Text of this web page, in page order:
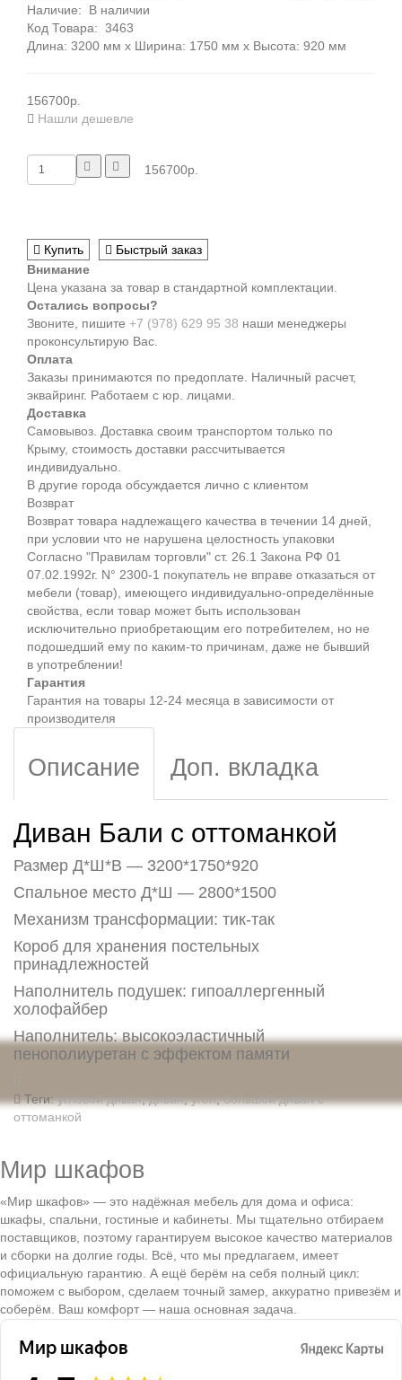
Наличие: В наличии
Код Товара: 3463
Длина: 3200 мм x Ширина: 1750 мм x Высота: 920 мм
156700р.
Нашли дешевле
156700р.
Купить
Быстрый заказ
Внимание
Цена указана за товар в стандартной комплектации.
Остались вопросы?
Звоните, пишите +7 (978) 629 95 38 наши менеджеры
проконсультирую Вас.
Оплата
Заказы принимаются по предоплате. Наличный расчет,
эквайринг. Работаем с юр. лицами.
Доставка
Самовывоз. Доставка своим транспортом только по
Крыму, стоимость доставки рассчитывается
индивидуально.
В другие города обсуждается лично с клиентом
Возврат
Возврат товара надлежащего качества в течении 14 дней,
при условии что не нарушена целостность упаковки
Согласно "Правилам торговли" ст. 26.1 Закона РФ 01
07.02.1992г. N° 2300-1 покупатель не вправе отказаться от
мебели (товар), имеющего индивидуально-определённые
свойства, если товар может быть использован
исключительно приобретающим его потребителем, но не
подошедший eмy по каким-то причинам, даже не бывший
в употреблении!
Гарантия
Гарантия на товары 12-24 месяца в зависимости от
производителя
Описание Доп. вкладка
Диван Бали с оттоманкой
Размер Д*Ш*В — 3200*1750*920
Спальное место Д*Ш — 2800*1500
Механизм трансформации: тик-так
Короб для хранения постельных
принадлежностей
Наполнитель подушек: гипоаллергенный
холофайбер
Наполнитель: высокоэластичный
пенополиуретан с эффектом памяти
Теги:угловой диван,диван,угол,большой диван с
оттоманкой
Мир шкафов
«Мир шкафов» — это надёжная мебель для дома и офиса:
шкафы, спальни, гостиные и кабинеты. Мы тщательно отбираем
поставщиков, поэтому гарантируем высокое качество материалов
и сборки на долгие годы. Всё, что мы предлагаем, имеет
официальную гарантию. А ещё берём на себя полный цикл:
поможем с выбором, сделаем точный замер, аккуратно привезём и
соберём. Ваш комфорт — наша основная задача.